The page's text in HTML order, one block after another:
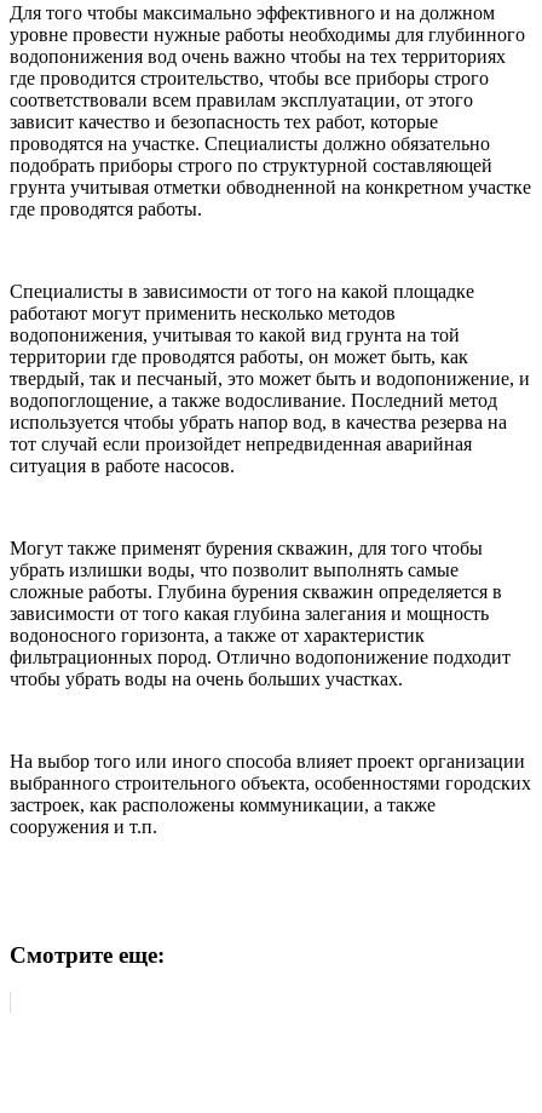
Для того чтобы максимально эффективного и на должном
уровне провести нужные работы необходимы для глубинного
водопонижения вод очень важно чтобы на тех территориях
где проводится строительство, чтобы все приборы строго
соответствовали всем правилам эксплуатации, от этого
зависит качество и безопасность тех работ, которые
проводятся на участке. Специалисты должно обязательно
подобрать приборы строго по структурной составляющей
грунта учитывая отметки обводненной на конкретном участке
где проводятся работы.
Специалисты в зависимости от того на какой площадке
работают могут применить несколько методов
водопонижения, учитывая то какой вид грунта на той
территории где проводятся работы, он может быть, как
твердый, так и песчаный, это может быть и водопонижение, и
водопоглощение, а также водосливание. Последний метод
используется чтобы убрать напор вод, в качества резерва на
тот случай если произойдет непредвиденная аварийная
ситуация в работе насосов.
Могут также применят бурения скважин, для того чтобы
убрать излишки воды, что позволит выполнять самые
сложные работы. Глубина бурения скважин определяется в
зависимости от того какая глубина залегания и мощность
водоносного горизонта, а также от характеристик
фильтрационных пород. Отлично водопонижение подходит
чтобы убрать воды на очень больших участках.
На выбор того или иного способа влияет проект организации
выбранного строительного объекта, особенностями городских
застроек, как расположены коммуникации, а также
сооружения и т.п.
Смотрите еще: